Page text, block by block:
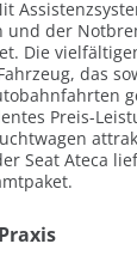
und der
Die
das
Preis-
Seat Ateca